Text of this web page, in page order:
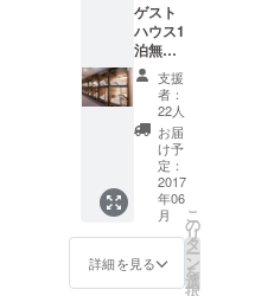
ゲスト
ハウス1
泊無料
券と
BARで
使える
ドリン
クチ
ケット1
枚 をリ
ターン
として
お返し
します
支援
者：
22人
お届
け予
定：
2017
年06
月
詳細を見る
こ
の
リ
タ
ー
ン
を
選
択